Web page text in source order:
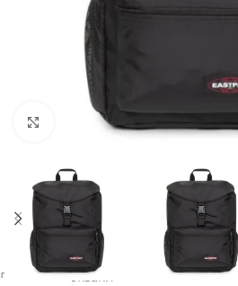
Клацніть, щоб збільшити
Головна/Рюкзаки